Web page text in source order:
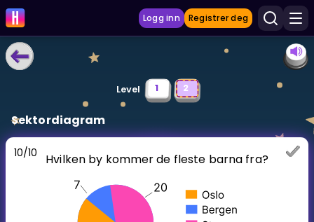
Logg inn Registrer deg
Læreplan
Vis mer
Level 1 2
Sektordiagram
10/10 Hvilken by kommer de fleste barna fra?